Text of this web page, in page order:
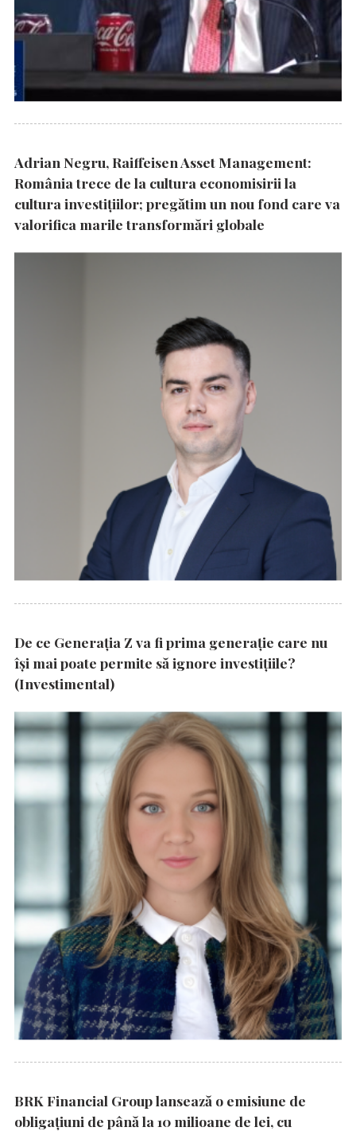
Adrian Negru, Raiffeisen Asset Management:
România trece de la cultura economisirii la
cultura investițiilor; pregătim un nou fond care va
valorifica marile transformări globale
De ce Generația Z va fi prima generație care nu
își mai poate permite să ignore investițiile?
(Investimental)
BRK Financial Group lansează o emisiune de
obligațiuni de până la 10 milioane de lei, cu